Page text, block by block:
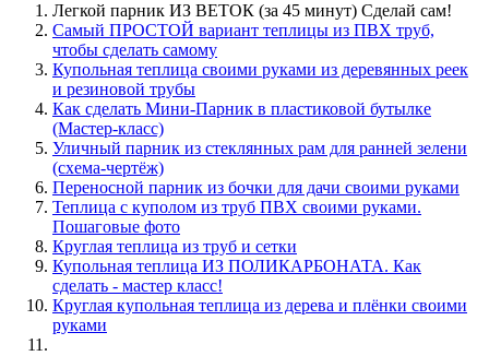
Легкой парник ИЗ ВЕТОК (за 45 минут) Сделай сам!
Самый ПРОСТОЙ вариант теплицы из ПВХ труб,
чтобы сделать самому
Купольная теплица своими руками из деревянных реек
и резиновой трубы
Как сделать Мини-Парник в пластиковой бутылке
(Мастер-класс)
Уличный парник из стеклянных рам для ранней зелени
(схема-чертёж)
Переносной парник из бочки для дачи своими руками
Теплица с куполом из труб ПВХ своими руками.
Пошаговые фото
Круглая теплица из труб и сетки
Купольная теплица ИЗ ПОЛИКАРБОНАТА. Как
сделать - мастер класс!
Круглая купольная теплица из дерева и плёнки своими
руками